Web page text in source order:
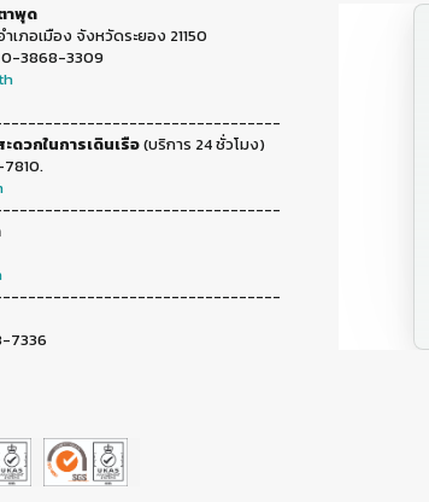
าพุด
ภอเมือง จังหวัดระยอง 21150
0-3868-3309
ดวกในการเดินเรือ(บริการ 24 ชั่วโมง)
7336